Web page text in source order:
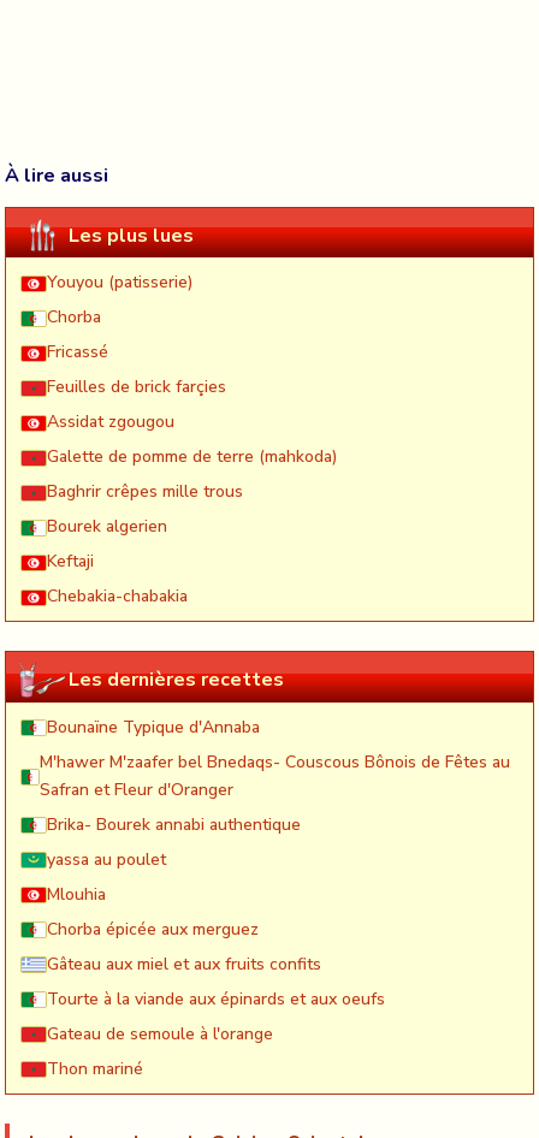
À lire aussi
Les plus lues
Youyou (patisserie)
Chorba
Fricassé
Feuilles de brick farçies
Assidat zgougou
Galette de pomme de terre (mahkoda)
Baghrir crêpes mille trous
Bourek algerien
Keftaji
Chebakia-chabakia
Les dernières recettes
Bounaïne Typique d'Annaba
M'hawer M'zaafer bel Bnedaqs- Couscous Bônois de Fêtes au
Safran et Fleur d'Oranger
Brika- Bourek annabi authentique
yassa au poulet
Mlouhia
Chorba épicée aux merguez
Gâteau aux miel et aux fruits confits
Tourte à la viande aux épinards et aux oeufs
Gateau de semoule à l'orange
Thon mariné